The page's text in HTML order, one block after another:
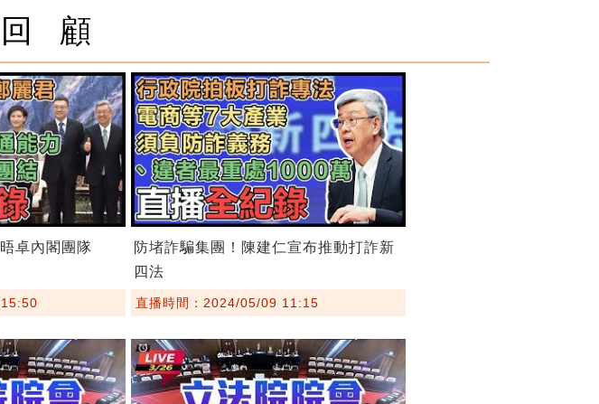
顧
卓內閣團隊
防堵詐騙集團！陳建仁宣布推動打詐新
四法
直播時間：2024/05/09 11:15